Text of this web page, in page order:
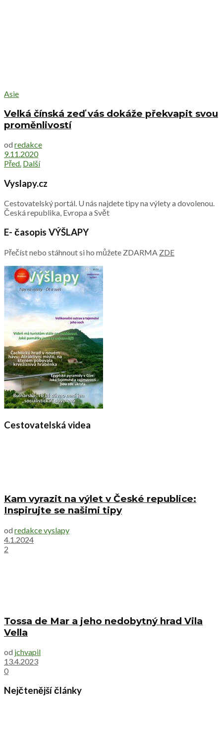
Asie
Velká čínská zeď vás dokáže překvapit svou
proměnlivostí
od redakce
9.11.2020
Před. Další
Vyslapy.cz
Cestovatelský portál. U nás najdete tipy na výlety a dovolenou.
Česká republika, Evropa a Svět
E- časopis VÝŠLAPY
Přečíst nebo stáhnout si ho můžete ZDARMA ZDE
Cestovatelská videa
Kam vyrazit na výlet v České republice:
Inspirujte se našimi tipy
od redakce vyslapy
4.1.2024
2
Tossa de Mar a jeho nedobytný hrad Vila
Vella
od jchvapil
13.4.2023
0
Nejčtenější články